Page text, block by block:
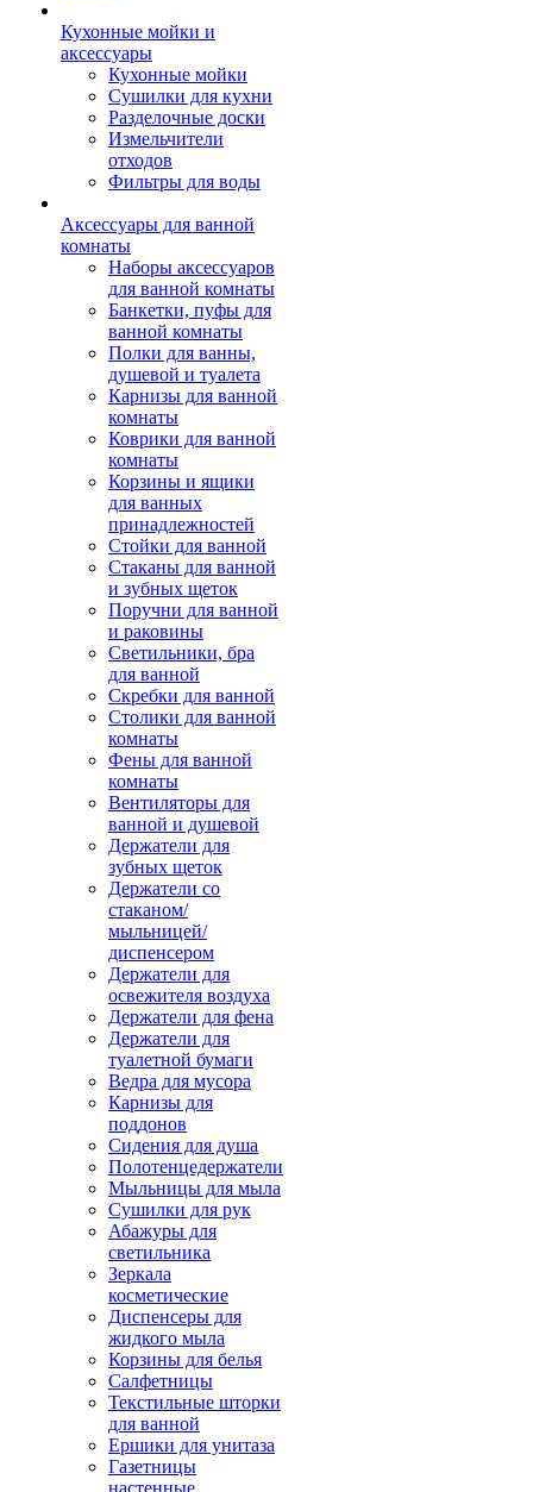
Кухонные мойки и
аксессуары
Кухонные мойки
Сушилки для кухни
Разделочные доски
Измельчители
отходов
Фильтры для воды
Аксессуары для ванной
комнаты
Наборы аксессуаров
для ванной комнаты
Банкетки, пуфы для
ванной комнаты
Полки для ванны,
душевой и туалета
Карнизы для ванной
комнаты
Коврики для ванной
комнаты
Корзины и ящики
для ванных
принадлежностей
Стойки для ванной
Стаканы для ванной
и зубных щеток
Поручни для ванной
и раковины
Светильники, бра
для ванной
Скребки для ванной
Столики для ванной
комнаты
Фены для ванной
комнаты
Вентиляторы для
ванной и душевой
Держатели для
зубных щеток
Держатели со
стаканом/
мыльницей/
диспенсером
Держатели для
освежителя воздуха
Держатели для фена
Держатели для
туалетной бумаги
Ведра для мусора
Карнизы для
поддонов
Сидения для душа
Полотенцедержатели
Мыльницы для мыла
Сушилки для рук
Абажуры для
светильника
Зеркала
косметические
Диспенсеры для
жидкого мыла
Корзины для белья
Салфетницы
Текстильные шторки
для ванной
Ершики для унитаза
Газетницы
настенные